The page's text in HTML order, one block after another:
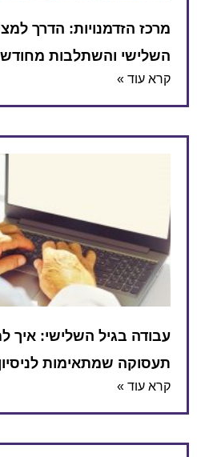
מרכז הזדמנויות: הדרך
השלישי והשתלבות
קרא עוד »
עבודה בגיל השלישי: איך
תעסוקה שמתאימות
קרא עוד »